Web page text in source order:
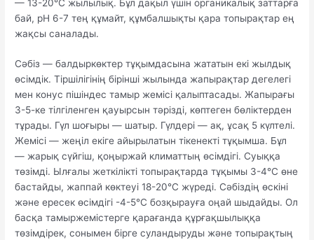
— 13-20°С жылылық. Бұл дақыл үшін органикалық заттарға
бай, рН 6-7 тең құмайт, құмбалшықты қара топырақтар ең
жақсы саналады.
Сәбіз — балдыркөктер тұқымдасына жататын екі жылдық
өсімдік. Тіршілігінің бірінші жылында жапырақтар дегелегі
мен конус пішіндес тамыр жемісі қалыптасады. Жапырағы
3-5-ке тілгіленген қауырсын тәрізді, көптеген бөліктерден
тұрады. Гүл шоғыры — шатыр. Гүлдері — ақ, ұсақ 5 күлтелі.
Жемісі — жеңіл екіге айырылатын тікенекті тұқымша. Бұл
— жарық сүйгіш, қоңыржай климаттың өсімдігі. Суыққа
төзімді. Ылғалы жеткілікті топырақтарда тұқымы 3-4°С өне
бастайды, жаппай көктеуі 18-20°С жүреді. Сәбіздің өскіні
және ересек өсімдігі -4-5°С бозқырауға оңай шыдайды. Ол
басқа тамыржемістерге қарағанда құрғақшылыққа
төзімдірек, сонымен бірге суландыруды және топырақтың